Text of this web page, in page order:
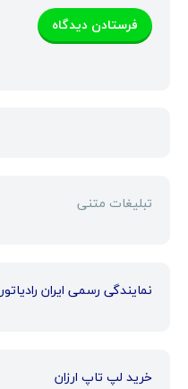
تبلیغات متنی
نمایندگی رسمی ایران رادیاتور
خرید لپ تاپ ارزان